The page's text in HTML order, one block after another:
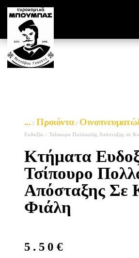
... // Προιόντα//
Ευδοξία – Τσίπουρο Πολλαπλής Απόσταξης σε
Κτήματα
Τσίπουρο
Απόσταξης Σε
Φιάλη
5.50 €